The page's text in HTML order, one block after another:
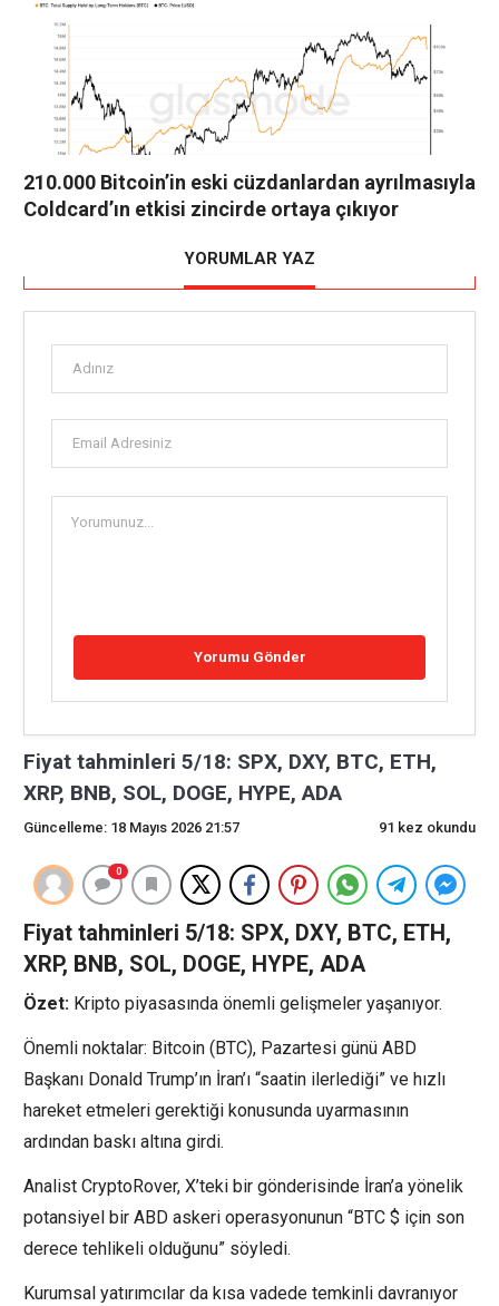
210.000 Bitcoin’in eski cüzdanlardan ayrılmasıyla
Coldcard’ın etkisi zincirde ortaya çıkıyor
YORUMLAR YAZ
Fiyat tahminleri 5/18: SPX, DXY, BTC, ETH,
XRP, BNB, SOL, DOGE, HYPE, ADA
Güncelleme: 18 Mayıs 2026 21:57 91 kez okundu
0
Fiyat tahminleri 5/18: SPX, DXY, BTC, ETH,
XRP, BNB, SOL, DOGE, HYPE, ADA
Özet: Kripto piyasasında önemli gelişmeler yaşanıyor.
Önemli noktalar: Bitcoin (BTC), Pazartesi günü ABD
Başkanı Donald Trump’ın İran’ı “saatin ilerlediği” ve hızlı
hareket etmeleri gerektiği konusunda uyarmasının
ardından baskı altına girdi.
Analist CryptoRover, X’teki bir gönderisinde İran’a yönelik
potansiyel bir ABD askeri operasyonunun “BTC $ için son
derece tehlikeli olduğunu” söyledi.
Kurumsal yatırımcılar da kısa vadede temkinli davranıyor